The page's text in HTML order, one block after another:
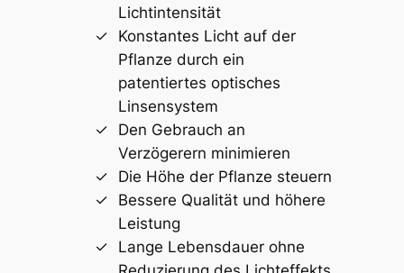
Lichtintensität
Konstantes Licht auf der
Pflanze durch ein
patentiertes optisches
Linsensystem
Den Gebrauch an
Verzögerern minimieren
Die Höhe der Pflanze steuern
Bessere Qualität und höhere
Leistung
Lange Lebensdauer ohne